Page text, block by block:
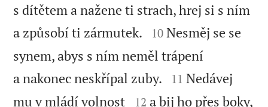
s dítětem a nažene ti strach, hrej si s ním
a způsobí ti zármutek.


10 Nesměj se se
synem, abys s ním neměl trápení
a nakonec neskřípal zuby.


11 Nedávej
mu v mládí volnost


12 a bij ho přes boky,